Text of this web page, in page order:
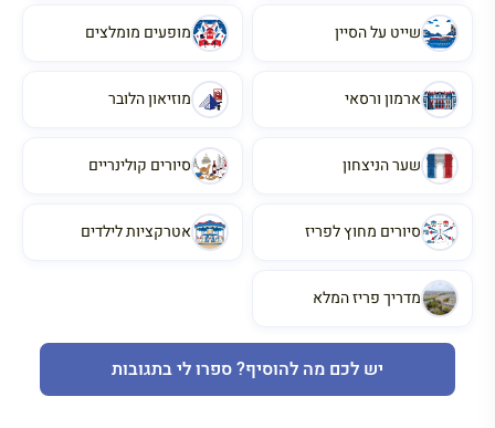
שייט על הסיין מופעים מומלצים
ארמון ורסאי מוזיאון הלובר
שער הניצחון סיורים קולינריים
סיורים מחוץ לפריז אטרקציות לילדים
מדריך פריז המלא
יש לכם מה להוסיף? ספרו לי בתגובות